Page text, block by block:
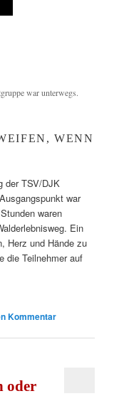
war unterwegs.
WENN
der TSV/DJK
war
waren
Ein
Herz und Hände zu
die Teilnehmer auf
Kommentar
oder